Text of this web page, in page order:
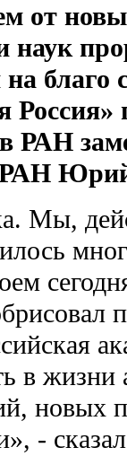
от
наук
благо
РАН
Мы,
в
новых
-